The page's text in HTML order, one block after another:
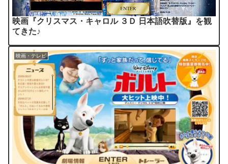
映画『クリスマス・キャロル ３Ｄ 日本語吹替版』を観
てきた♪
映画・テレビ